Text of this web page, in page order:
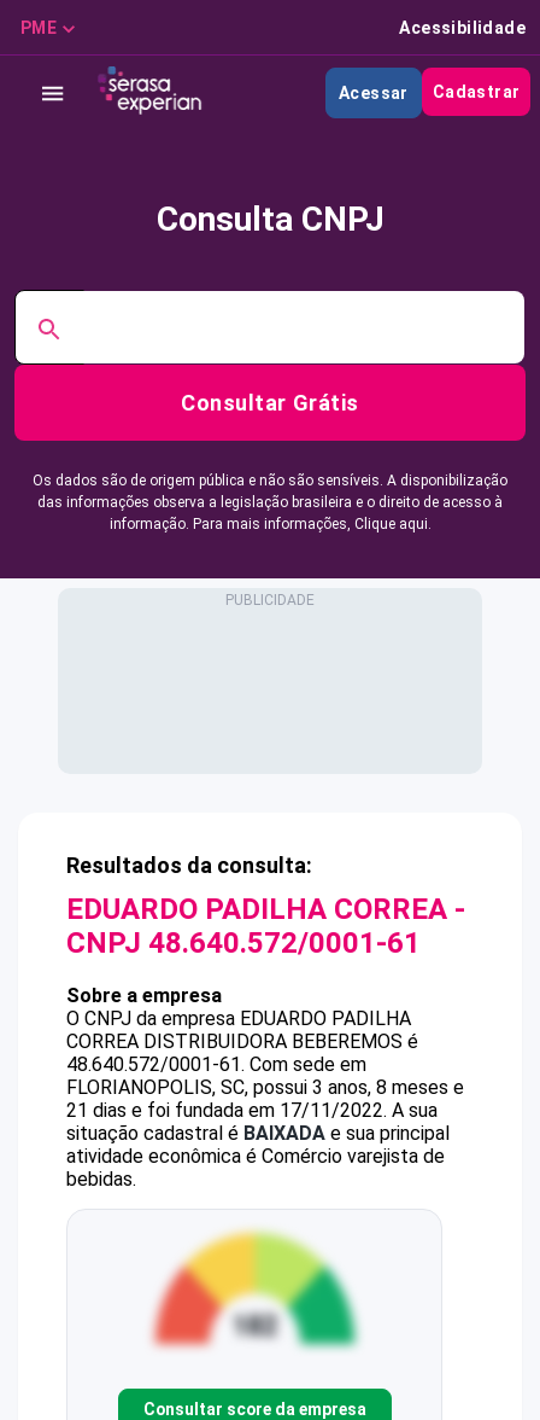
PME Acessibilidade
Acessar Cadastrar
Consulta CNPJ
Consultar Grátis
Os dados são de origem pública e não são sensíveis. A disponibilização
das informações observa a legislação brasileira e o direito de acesso à
informação. Para mais informações, Clique aqui.
Resultados da consulta:
EDUARDO PADILHA CORREA -
CNPJ 48.640.572/0001-61
Sobre a empresa
O CNPJ da empresa EDUARDO PADILHA
CORREA DISTRIBUIDORA BEBEREMOS é
48.640.572/0001-61. Com sede em
FLORIANOPOLIS, SC, possui 3 anos, 8 meses e
21 dias e foi fundada em 17/11/2022. A sua
situação cadastral é BAIXADA e sua principal
atividade econômica é Comércio varejista de
bebidas.
Consultar score da empresa